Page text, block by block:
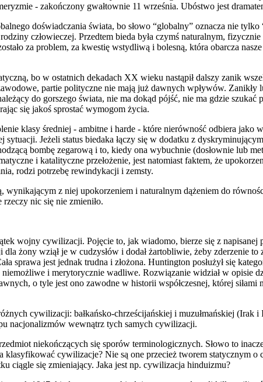
- zakończony gwałtownie 11 września. Ubóstwo jest
doświadczania świata, bo słowo “globalny” oznacza nie
człowieczej. Przedtem bieda była czymś naturalnym,
za problem, za kwestię wstydliwą i bolesną, która obarcza
bo w ostatnich dekadach XX wieku nastąpił dalszy zanik
partie polityczne nie mają już dawnych wpływów.
do gorszego świata, nie ma dokąd pójść, nie ma gdzie
się jakoś sprostać wymogom życia.
klasy średniej - ambitne i harde - które nierówność odbiera
Jeżeli status biedaka łączy się w dodatku z
bombę zegarową i to, kiedy ona wybuchnie (dosłownie lub
i katalityczne przełożenie, jest natomiast faktem, że
rodzi potrzebę rewindykacji i zemsty.
wynikającym z niej upokorzeniem i naturalnym dążeniem do
nic się nie zmieniło.
wojny cywilizacji. Pojęcie to, jak wiadomo, bierze się z
żony wziął je w cudzysłów i dodał żartobliwie, żeby zderzenie
sprawa jest jednak trudna i złożona. Huntington posłużył się
i merytorycznie wadliwe. Rozwiązanie widział w
o tyle jest ono zawodne w historii współczesnej, której
cywilizacji: bałkańsko-chrześcijańskiej i muzułmańskiej (Irak i
nacjonalizmów wewnątrz tych samych cywilizacji.
niekończących się sporów terminologicznych. Słowo to
cywilizacje? Nie są one przecież tworem statycznym o
ciągle się zmieniający. Jaka jest np. cywilizacja hinduizmu?